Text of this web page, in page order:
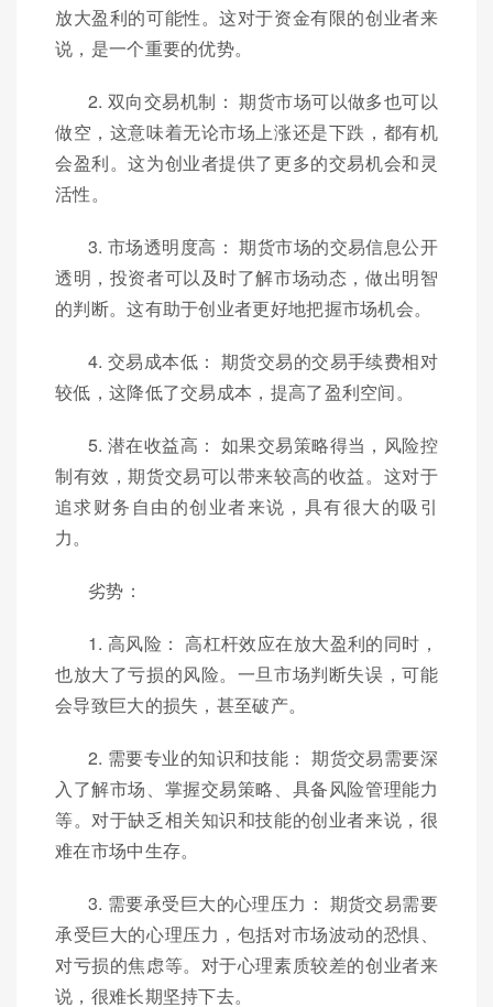
放大盈利的可能性。这对于资金有限的创业者来
说，是一个重要的优势。
2. 双向交易机制： 期货市场可以做多也可以
做空，这意味着无论市场上涨还是下跌，都有机
会盈利。这为创业者提供了更多的交易机会和灵
活性。
3. 市场透明度高： 期货市场的交易信息公开
透明，投资者可以及时了解市场动态，做出明智
的判断。这有助于创业者更好地把握市场机会。
4. 交易成本低： 期货交易的交易手续费相对
较低，这降低了交易成本，提高了盈利空间。
5. 潜在收益高： 如果交易策略得当，风险控
制有效，期货交易可以带来较高的收益。这对于
追求财务自由的创业者来说，具有很大的吸引
力。
劣势：
1. 高风险： 高杠杆效应在放大盈利的同时，
也放大了亏损的风险。一旦市场判断失误，可能
会导致巨大的损失，甚至破产。
2. 需要专业的知识和技能： 期货交易需要深
入了解市场、掌握交易策略、具备风险管理能力
等。对于缺乏相关知识和技能的创业者来说，很
难在市场中生存。
3. 需要承受巨大的心理压力： 期货交易需要
承受巨大的心理压力，包括对市场波动的恐惧、
对亏损的焦虑等。对于心理素质较差的创业者来
说，很难长期坚持下去。